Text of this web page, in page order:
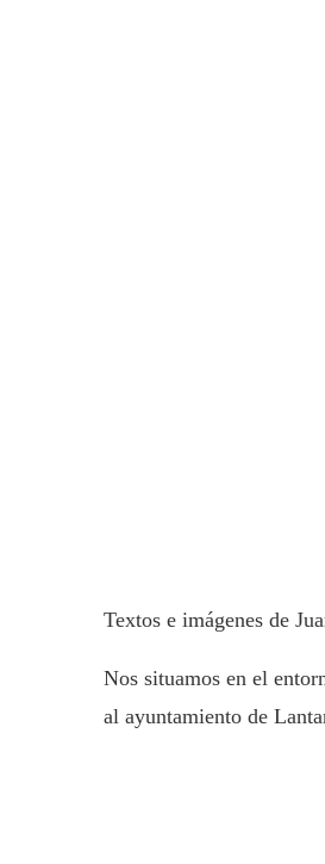
Textos e imágenes de
Nos situamos en el
al ayuntamiento de